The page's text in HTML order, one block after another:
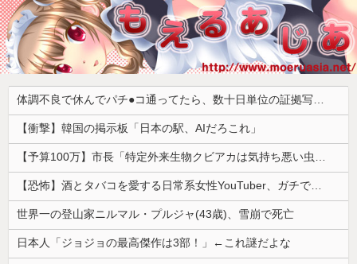
体調不良で休んでパチ●コ通ってたら、数十日単位の証拠写真撮られて会社クビになった
【衝撃】韓国の掲示板「日本の駅、AIだろこれ」
【予算100万】市長「特定外来生物クビアカは気持ち悪い虫だしそんな需要ないと思う」1匹300円相当の報奨金→初日に42万取られ焦り
【恐怖】酒とタバコを愛する日常系女性YouTuber、ガチで体が終わる・・・
世界一の登山家ニルマル・プルジャ(43歳)、雪崩で死亡
日本人「ジョジョの最高傑作は3部！」←これ謎だよな